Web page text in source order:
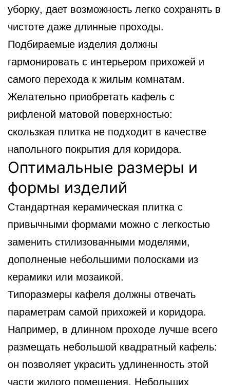
уборку, дает возможность легко сохранять в
чистоте даже длинные проходы.
Подбираемые изделия должны
гармонировать с интерьером прихожей и
самого перехода к жилым комнатам.
Желательно приобретать кафель с
рифленой матовой поверхностью:
скользкая плитка не подходит в качестве
напольного покрытия для коридора.
Оптимальные размеры и
формы изделий
Стандартная керамическая плитка с
привычными формами можно с легкостью
заменить стилизованными моделями,
дополненые небольшими полосками из
керамики или мозаикой.
Типоразмеры кафеля должны отвечать
параметрам самой прихожей и коридора.
Например, в длинном проходе лучше всего
размещать небольшой квадратный кафель:
он позволяет украсить удлиненность этой
части жилого помещения. Небольших